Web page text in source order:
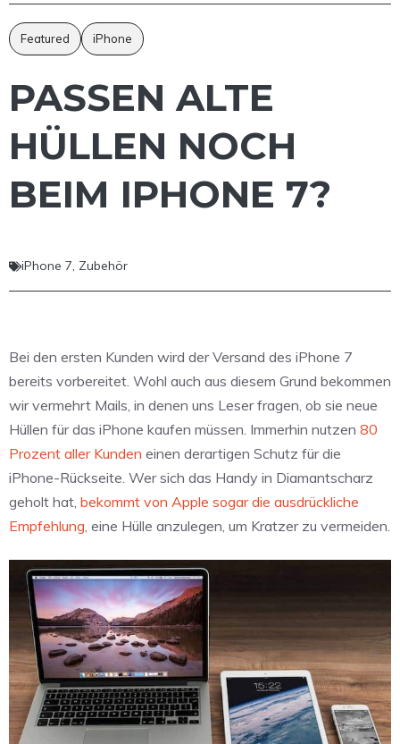
Featured iPhone
PASSEN ALTE
HÜLLEN NOCH
BEIM IPHONE 7?
iPhone 7, Zubehör
Bei den ersten Kunden wird der Versand des iPhone 7
bereits vorbereitet. Wohl auch aus diesem Grund bekommen
wir vermehrt Mails, in denen uns Leser fragen, ob sie neue
Hüllen für das iPhone kaufen müssen. Immerhin nutzen 80
Prozent aller Kunden einen derartigen Schutz für die
iPhone-Rückseite. Wer sich das Handy in Diamantscharz
geholt hat, bekommt von Apple sogar die ausdrückliche
Empfehlung, eine Hülle anzulegen, um Kratzer zu vermeiden.